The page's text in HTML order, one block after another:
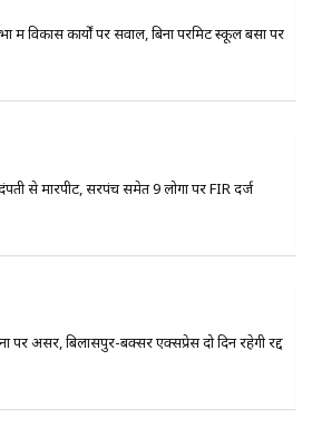
विकास कार्यों पर सवाल, बिना परमिट स्कूल बसों पर
से मारपीट, सरपंच समेत 9 लोगों पर FIR दर्ज
पर असर, बिलासपुर-बक्सर एक्सप्रेस दो दिन रहेगी रद्द